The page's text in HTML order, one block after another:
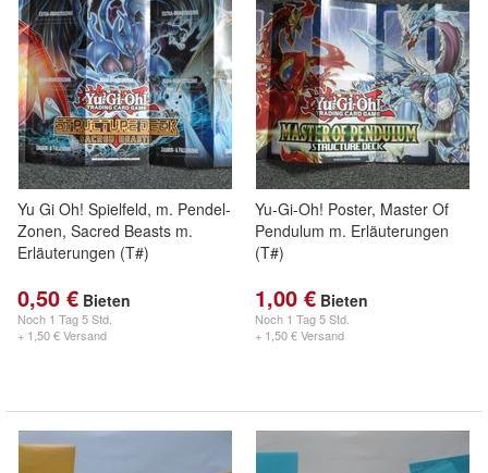
Yu Gi Oh! Spielfeld, m. Pendel-
Zonen, Sacred Beasts m.
Erläuterungen (T#)
0,50 € Bieten
Noch 1 Tag 5 Std.
+ 1,50 € Versand
Yu-Gi-Oh! Poster, Master Of
Pendulum m. Erläuterungen
(T#)
1,00 € Bieten
Noch 1 Tag 5 Std.
+ 1,50 € Versand